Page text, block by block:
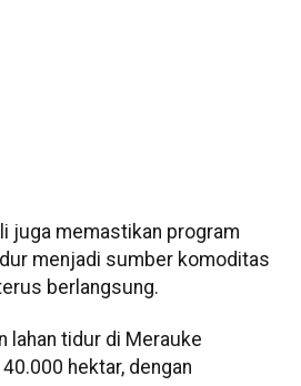
juga memastikan program
menjadi sumber komoditas
berlangsung.
lahan tidur di Merauke
hektar, dengan